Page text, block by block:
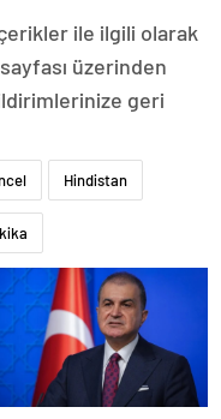
ile ilgili olarak
üzerinden
geri
Hindistan